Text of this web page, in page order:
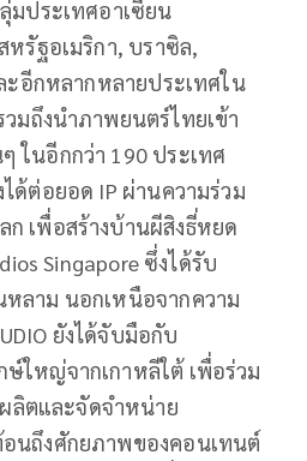
มประเทศอาเซียน
รัฐอเมริกา, บราซิล,
ะอีกหลากหลายประเทศใน
มถึงนำภาพยนตร์ไทยเข้า
ในอีกกว่า 190 ประเทศ
ด้ต่อยอด IP ผ่านความร่วม
เพื่อสร้างบ้านผีสิงธี่หยด
Singapore ซึ่งได้รับ
ลาม นอกเหนือจากความ
ยังได้จับมือกับ
ษ์ใหญ่จากเกาหลีใต้ เพื่อร่วม
ลิตและจัดจำหน่าย
นถึงศักยภาพของคอนเทนต์